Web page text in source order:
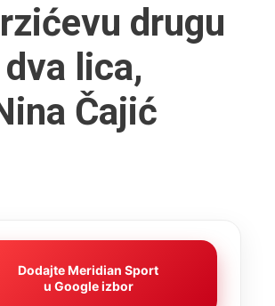
drugu
lica,
Čajić
Dodajte Meridian Sport
u Google izbor